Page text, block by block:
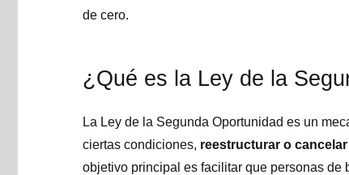
de cero.
¿Qué es la Ley de la
La Ley de la Segunda Oportunidad es un
ciertas condiciones, reestructurar o
objetivo principal es facilitar que personas de